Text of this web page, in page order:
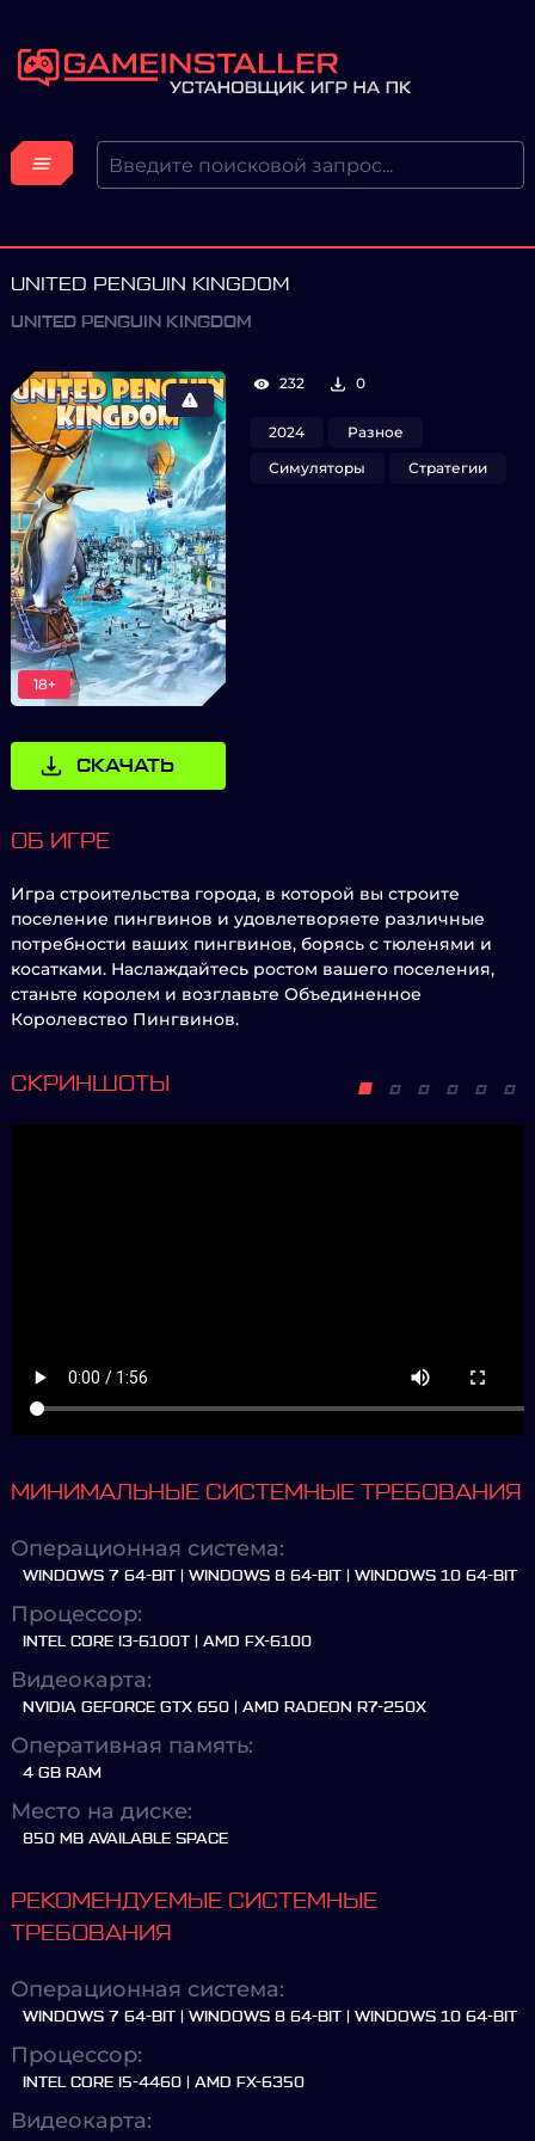
UNITED PENGUIN KINGDOM
UNITED PENGUIN KINGDOM
18+
СКАЧАТЬ
232 0
2024
Разное
Симуляторы
Стратегии
ОБ ИГРЕ
Игра строительства города, в которой вы строите
поселение пингвинов и удовлетворяете различные
потребности ваших пингвинов, борясь с тюленями и
косатками. Наслаждайтесь ростом вашего поселения,
станьте королем и возглавьте Объединенное
Королевство Пингвинов.
СКРИНШОТЫ
МИНИМАЛЬНЫЕ СИСТЕМНЫЕ ТРЕБОВАНИЯ
Операционная система:
WINDOWS 7 64-BIT | WINDOWS 8 64-BIT | WINDOWS 10 64-BIT
Процессор:
INTEL CORE I3-6100T | AMD FX-6100
Видеокарта:
NVIDIA GEFORCE GTX 650 | AMD RADEON R7-250X
Оперативная память:
4 GB RAM
Место на диске:
850 MB AVAILABLE SPACE
РЕКОМЕНДУЕМЫЕ СИСТЕМНЫЕ
ТРЕБОВАНИЯ
Операционная система:
WINDOWS 7 64-BIT | WINDOWS 8 64-BIT | WINDOWS 10 64-BIT
Процессор:
INTEL CORE I5-4460 | AMD FX-6350
Видеокарта: